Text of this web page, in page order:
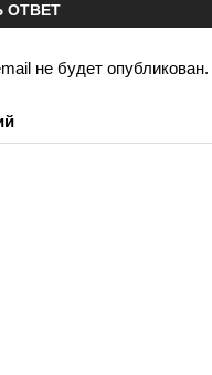
ОТВЕТ
не будет опубликован.